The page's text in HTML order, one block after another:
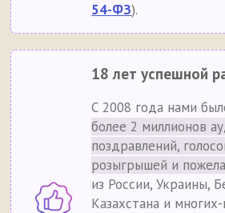
54-ФЗ).
18 лет успешной
С 2008 года нами
более 2 миллионов
поздравлений,
розыгрышей и
из России, Украины,
Казахстана и